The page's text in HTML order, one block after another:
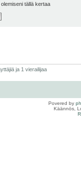
olemiseni tällä kertaa
ja 1 vierailijaa
Povered by
Käännös,